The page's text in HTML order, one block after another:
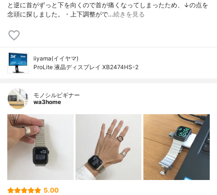
と逆に首がずっと下を向くので首が痛くなってしまったため、↓の点を
念頭に探しました。・上下調整がで…続きを見る
iiyama(イイヤマ)
ProLite 液晶ディスプレイ XB2474HS-2
モノシルビギナー
wa3home
5.00